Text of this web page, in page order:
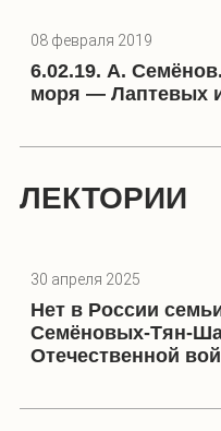
08 февраля 2019
6.02.19. А.
моря — Лаптевых
ЛЕКТОРИИ
30 апреля 2025
Нет в России
Семёновых-Тян-
Отечественной